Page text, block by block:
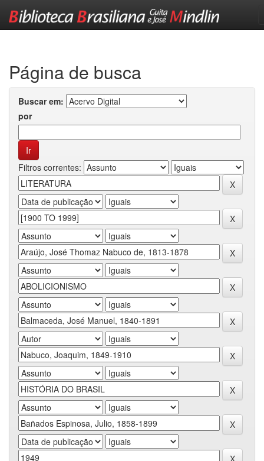
Página de busca
Buscar em:
por
Filtros correntes: